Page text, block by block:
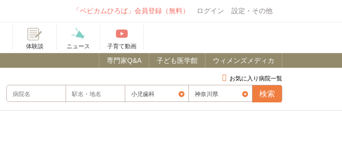
「ベビカムひろば」会員登録（無料） ログイン 設定・その他
体験談 ニュース 子育て動画
ウィメンズメディカ
子ども医学館
専門家Q&A
お気に入り病院一覧